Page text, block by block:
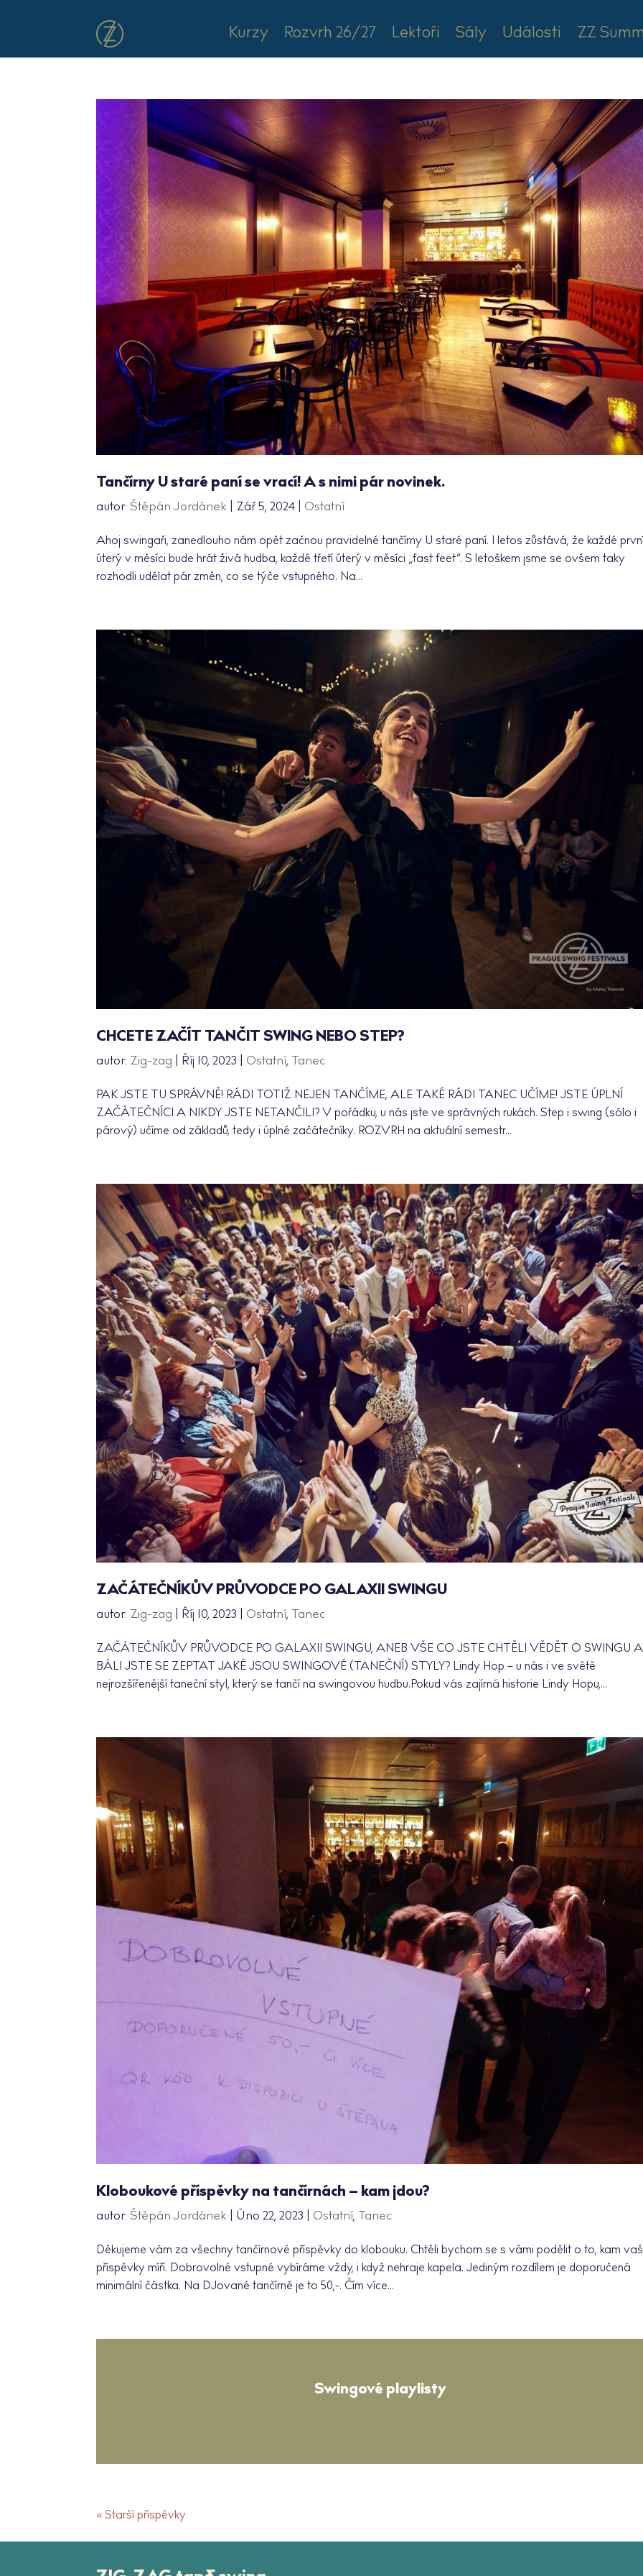
Kurzy Rozvrh 26/27 Lektoři Sály Události ZZ
Tančírny U staré paní se vrací! A s nimi pár novinek.
autor:Štěpán Jordánek Zář 5, 2024 Ostatní
Ahoj swingaři, zanedlouho nám opět začnou pravidelné tančírny U staré paní. I letos zůstává, že každé
úterý v měsíci bude hrát živá hudba, každé třetí úterý v měsíci „fast feet“. S letoškem jsme se ovšem taky
rozhodli udělat pár změn, co se týče vstupného. Na...
CHCETE ZAČÍT TANČIT SWING NEBO STEP?
autor: Zig-zag Říj 10, 2023 Ostatní, Tanec
PAK JSTE TU SPRÁVNĚ! RÁDI TOTIŽ NEJEN TANČÍME, ALE TAKÉ RÁDI TANEC UČÍME! JSTE ÚPLNÍ
ZAČÁTEČNÍCI A NIKDY JSTE NETANČILI? V pořádku, u nás jste ve správných rukách. Step i swing (sólo i
párový) učíme od základů, tedy i úplné začátečníky. ROZVRH na aktuální semestr...
ZAČÁTEČNÍKŮV PRŮVODCE PO GALAXII SWINGU
autor: Zig-zag Říj 10, 2023 Ostatní, Tanec
ZAČÁTEČNÍKŮV PRŮVODCE PO GALAXII SWINGU, ANEB VŠE CO JSTE CHTĚLI VĚDĚT O SWINGU A
BÁLI JSTE SE ZEPTAT JAKÉ JSOU SWINGOVÉ (TANEČNÍ) STYLY? Lindy Hop – u nás i ve světě
nejrozšířenější taneční styl, který se tančí na swingovou hudbu.Pokud vás zajímá historie Lindy Hopu,...
Kloboukové příspěvky na tančírnách – kam jdou?
autor:Štěpán Jordánek Úno 22, 2023 Ostatní, Tanec
Děkujeme vám za všechny tančírnové příspěvky do klobouku. Chtěli bychom se s vámi podělit o to, kam
příspěvky míří. Dobrovolné vstupné vybíráme vždy, i když nehraje kapela. Jediným rozdílem je doporučená
minimální částka. Na DJované tančírně je to 50,-. Čím více...
Swingové playlisty
« Starší příspěvky